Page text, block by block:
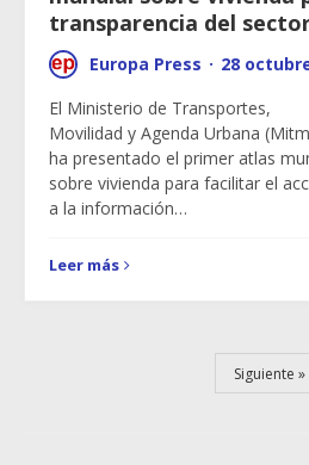
transparencia del
Europa Press · 28
El Ministerio de Transportes,
Movilidad y Agenda Urbana
ha presentado el primer atlas
sobre vivienda para facilitar el
a la información…
Leer más
Siguiente